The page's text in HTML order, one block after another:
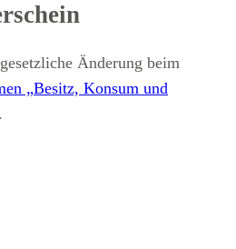
Änderung beim
„Besitz, Konsum und